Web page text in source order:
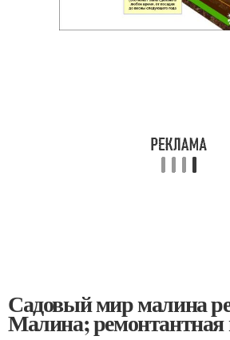
Садовый мир малина
Малина;